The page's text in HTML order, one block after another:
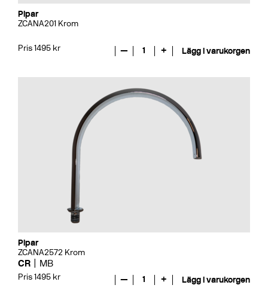
Pipar
ZCANA201 Krom
Pris 1495 kr — 1 + Lägg i varukorgen
Pipar
ZCANA2572 Krom
CR MB
Pris 1495 kr — 1 + Lägg i varukorgen